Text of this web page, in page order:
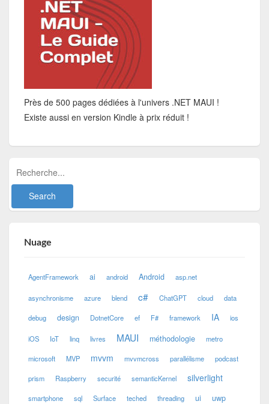
Près de 500 pages dédiées à l'univers .NET MAUI !
Existe aussi en version Kindle à prix réduit !
Nuage
AgentFramework ai android Android asp.net
asynchronisme azure blend c# ChatGPT cloud data
debug design DotnetCore ef F# framework IA ios
iOS IoT linq livres MAUI méthodologie metro
microsoft MVP mvvm mvvmcross parallélisme podcast
prism Raspberry securité semanticKernel silverlight
smartphone sql Surface teched threading ui uwp